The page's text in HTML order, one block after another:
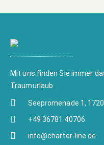
Mit uns finden Sie immer
Traumurlaub.
Seepromenade 1,
+49 36781 40706
info@charter-line.de